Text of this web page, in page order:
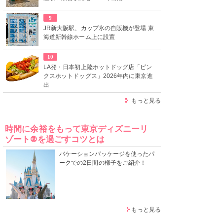
9
JR新大阪駅、カップ氷の自販機が登場 東
海道新幹線ホーム上に設置
10
LA発・日本初上陸ホットドッグ店「ピン
クスホットドッグス」2026年内に東京進
出
もっと見る
時間に余裕をもって東京ディズニーリ
ゾート®を過ごすコツとは
バケーションパッケージを使ったパ
ークでの2日間の様子をご紹介！
もっと見る